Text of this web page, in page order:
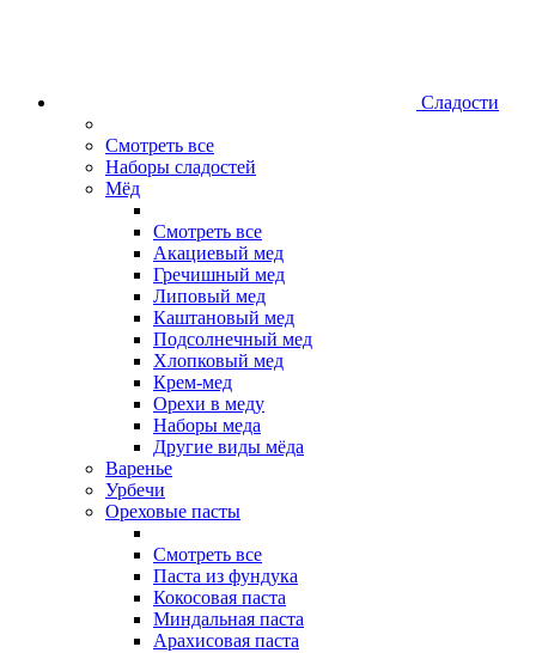
Сладости
Смотреть все
Наборы сладостей
Мёд
Смотреть все
Акациевый мед
Гречишный мед
Липовый мед
Каштановый мед
Подсолнечный мед
Хлопковый мед
Крем-мед
Орехи в меду
Наборы меда
Другие виды мёда
Варенье
Урбечи
Ореховые пасты
Смотреть все
Паста из фундука
Кокосовая паста
Миндальная паста
Арахисовая паста